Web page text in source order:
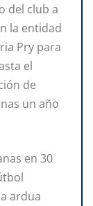
del club a
la entidad
Pry para
el
de
un año
en 30
ardua